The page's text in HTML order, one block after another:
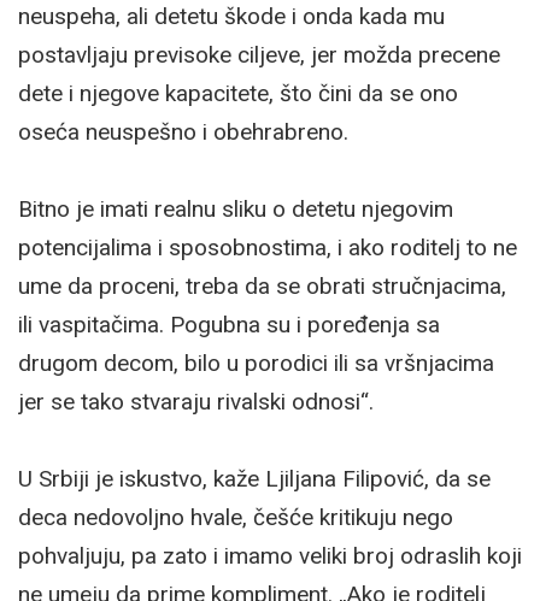
neuspeha, ali detetu škode i onda kada mu
postavljaju previsoke ciljeve, jer možda precene
dete i njegove kapacitete, što čini da se ono
oseća neuspešno i obehrabreno.
Bitno je imati realnu sliku o detetu njegovim
potencijalima i sposobnostima, i ako roditelj to ne
ume da proceni, treba da se obrati stručnjacima,
ili vaspitačima. Pogubna su i poređenja sa
drugom decom, bilo u porodici ili sa vršnjacima
jer se tako stvaraju rivalski odnosi“.
U Srbiji je iskustvo, kaže Ljiljana Filipović, da se
deca nedovoljno hvale, češće kritikuju nego
pohvaljuju, pa zato i imamo veliki broj odraslih koji
ne umeju da prime kompliment. „Ako je roditelj